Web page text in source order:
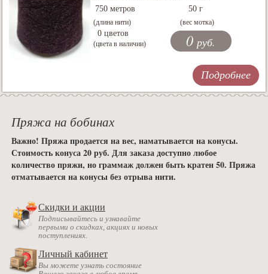
750 метров
(длина нити)
50 г
(вес мотка)
0 цветов
(цвета в наличии) 0 руб.
Подробнее
Пряжа на бобинах
Важно! Пряжа продается на вес, наматывается на конусы.
Стоимость конуса 20 руб. Для заказа доступно любое
количество пряжи, но граммаж должен быть кратен 50. Пряжа
отматывается на конусы без отрыва нити.
Скидки и акции
Подписывайтесь и узнавайте
первыми о скидках, акциях и новых
поступлениях.
Личный кабинет
Вы можете узнать состояние